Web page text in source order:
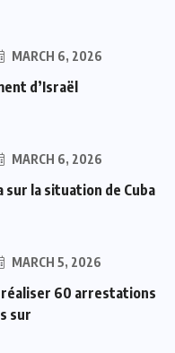
MARCH 6, 2026
d’Israël
MARCH 6, 2026
sur la situation de Cuba
MARCH 5, 2026
60 arrestations
sur